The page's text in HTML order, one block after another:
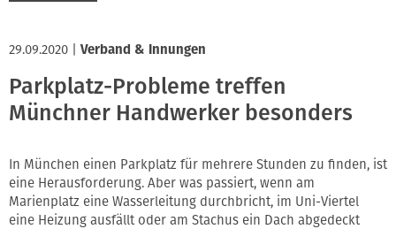
29.09.2020 Verband & Innungen
Parkplatz-Probleme treffen
Münchner Handwerker besonders
In München einen Parkplatz für mehrere Stunden zu finden, ist
eine Herausforderung. Aber was passiert, wenn am
Marienplatz eine Wasserleitung durchbricht, im Uni-Viertel
eine Heizung ausfällt oder am Stachus ein Dach abgedeckt